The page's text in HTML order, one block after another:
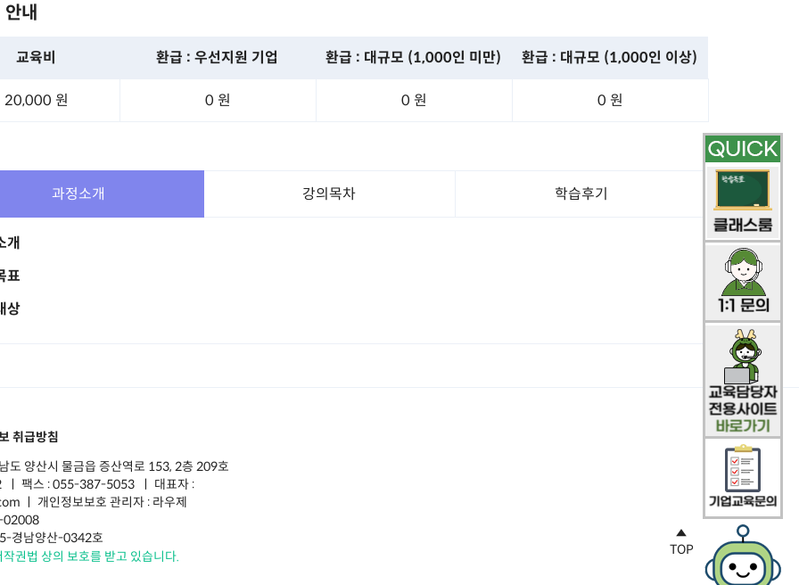
내
교육비 환급 : 우선지원 기업 환급 : 대규모 (1,000인 미만) 환급 : 대규모 (1,000인 이상)
20,000 원 0 원 0 원 0 원
과정소개 강의목차 학습후기
개
표
상
취급방침
도 양산시 물금읍 증산역로 153, 2층 209호
팩스 : 055-387-5053 ㅣ 대표자 :
ㅣ 개인정보보호 관리자 : 라우제
02008
경남양산-0342호
권법 상의 보호를 받고 있습니다.
TOP